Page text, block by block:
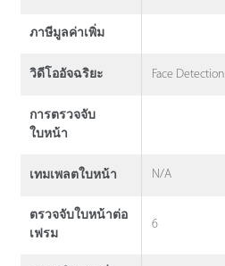
ภาษีมูลค่าเพิ่ม
วิดีโออัจฉริยะ Face Detection
การตรวจจับ
ใบหน้า
เทมเพลตใบหน้า N/A
ตรวจจับใบหน้าต่อ
เฟรม
6